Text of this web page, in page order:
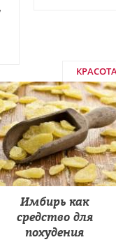
Имбирь как
средство для
похудения